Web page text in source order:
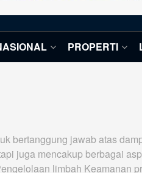
PROPERTI
bertanggung jawab atas
juga mencakup berbagai
limbah Keamanan